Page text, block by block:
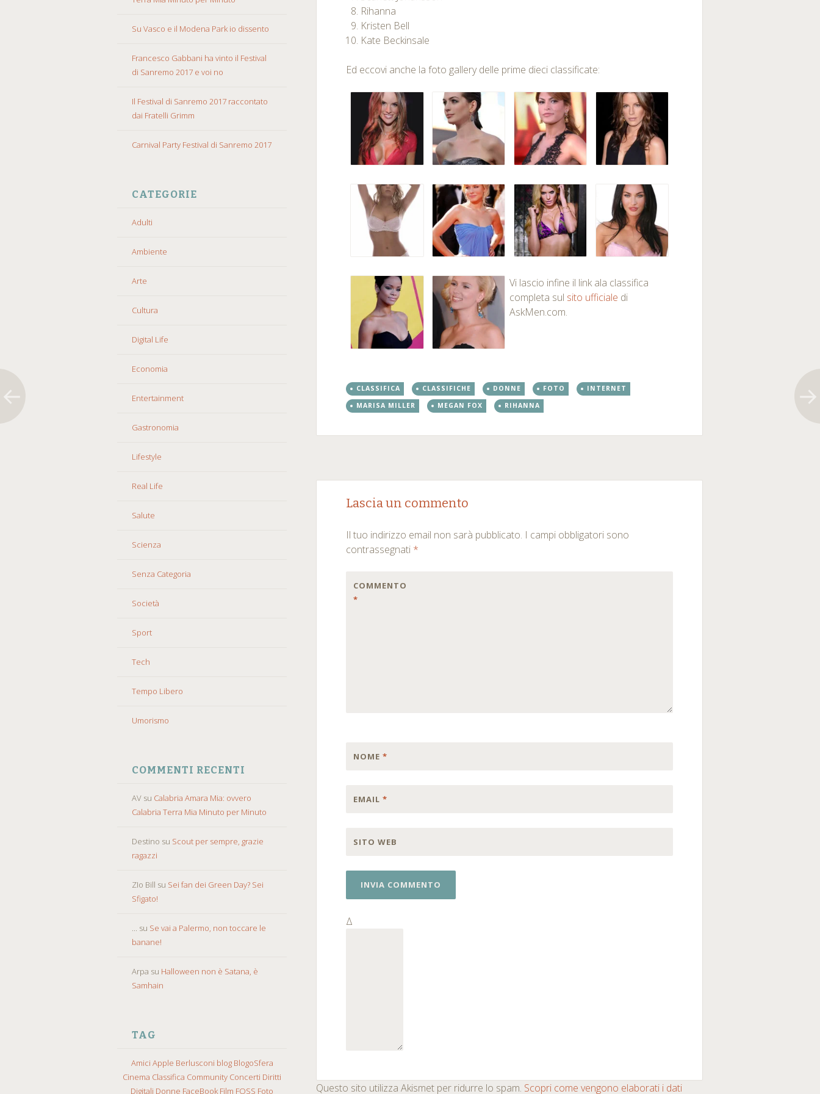
Su Vasco e il Modena Park io dissento
Francesco Gabbani ha vinto il Festival
di Sanremo 2017 e voi no
Il Festival di Sanremo 2017 raccontato
dai Fratelli Grimm
Carnival Party Festival di Sanremo 2017
CATEGORIE
Adulti
Ambiente
Arte
Cultura
Digital Life
Economia
Entertainment
Gastronomia
Lifestyle
Real Life
Salute
Scienza
Senza Categoria
Società
Sport
Tech
Tempo Libero
Umorismo
COMMENTI RECENTI
AV su Calabria Amara Mia: ovvero
Calabria Terra Mia Minuto per Minuto
Destino su Scout per sempre, grazie
ragazzi
ZIo Bill su Sei fan dei Green Day? Sei
Sfigato!
... su Se vai a Palermo, non toccare le
banane!
Arpa su Halloween non è Satana, è
Samhain
TAG
Amici Apple Berlusconi blog BlogoSfera
Cinema Classifica Community Concerti Diritti
Digitali Donne FaceBook Film FOSS Foto
Rihanna
Kristen Bell
Kate Beckinsale
Ed eccovi anche la foto gallery delle prime dieci classificate:
Vi lascio infine il link ala classifica
completa sul sito ufficiale di
AskMen.com.
CLASSIFICA CLASSIFICHE DONNE FOTO
INTERNET
MARISA MILLER
MEGAN FOX RIHANNA
Post
Lascia un commento
Il tuo indirizzo email non sarà pubblicato. I campi obbligatori sono
contrassegnati *
COMMENTO
*
NOME*
EMAIL*
SITO WEB
Δ
Questo sito utilizza Akismet per ridurre lo spam. Scopri come vengono elaborati i dati